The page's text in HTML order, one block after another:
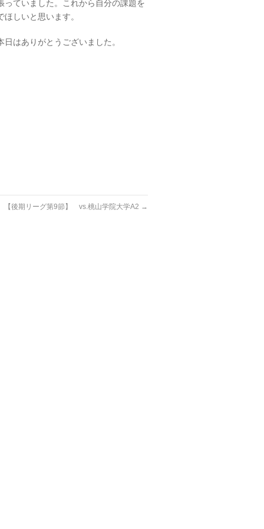
ていました。これから自分の課題を
しいと思います。
はありがとうございました。
【後期リーグ第9節】 vs.桃山学院大学A2 →